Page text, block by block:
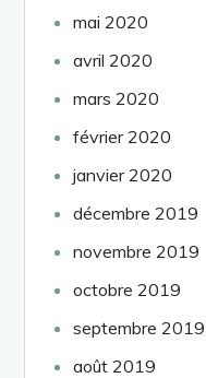
mai 2020
avril 2020
mars 2020
février 2020
janvier 2020
décembre 2019
novembre 2019
octobre 2019
septembre 2019
août 2019